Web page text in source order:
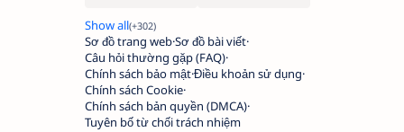
Sơ đồ trang webSơ đồ bài viết
Câu hỏi thường gặp (FAQ)
Chính sách bảo mậtĐiều khoản sử dụng
Chính sách Cookie
Chính sách bản quyền (DMCA)
Tuyên bố từ chối trách nhiệm